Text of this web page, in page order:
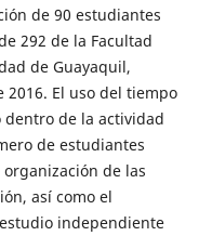
de 90 estudiantes
292 de la Facultad
de Guayaquil,
El uso del tiempo
dentro de la actividad
de estudiantes
de las
así como el
independiente